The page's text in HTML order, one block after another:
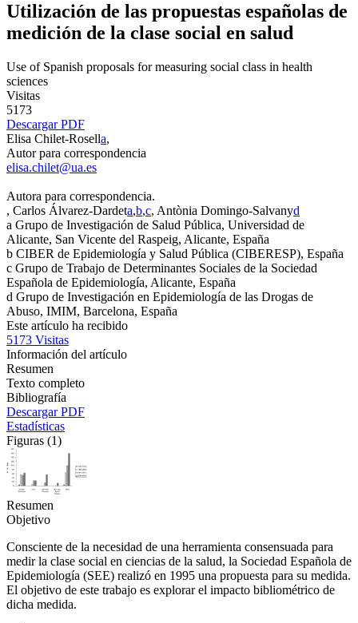
Utilización de las propuestas españolas de
medición de la clase social en salud
Use of Spanish proposals for measuring social class in health
sciences
Visitas
5173
Descargar PDF
Elisa Chilet-Rosella,
Autor para correspondencia
elisa.chilet@ua.es
Autora para correspondencia.
, Carlos Álvarez-Dardeta,b,c, Antònia Domingo-Salvanyd
a Grupo de Investigación de Salud Pública, Universidad de
Alicante, San Vicente del Raspeig, Alicante, España
b CIBER de Epidemiología y Salud Pública (CIBERESP), España
c Grupo de Trabajo de Determinantes Sociales de la Sociedad
Española de Epidemiología, Alicante, España
d Grupo de Investigación en Epidemiología de las Drogas de
Abuso, IMIM, Barcelona, España
Este artículo ha recibido
5173 Visitas
Información del artículo
Resumen
Texto completo
Bibliografía
Descargar PDF
Estadísticas
Figuras (1)
Resumen
Objetivo
Consciente de la necesidad de una herramienta consensuada para
medir la clase social en ciencias de la salud, la Sociedad Española de
Epidemiología (SEE) realizó en 1995 una propuesta para su medida.
El objetivo de este trabajo es explorar el impacto bibliométrico de
dicha medida.